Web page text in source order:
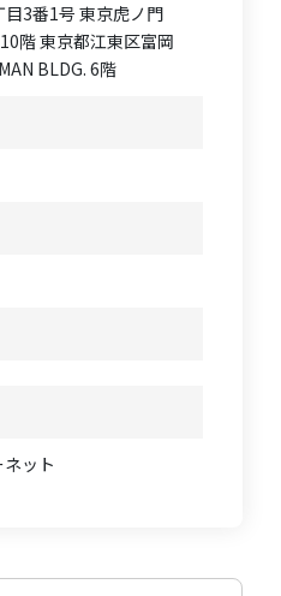
3番1号 東京虎ノ門
階 東京都江東区富岡
BLDG. 6階
ネット